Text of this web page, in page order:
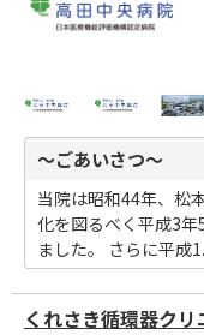
～ごあいさつ～
当院は昭和44年、松
化を図るべく平成3
ました。 さらに平成
くれさき循環器クリ